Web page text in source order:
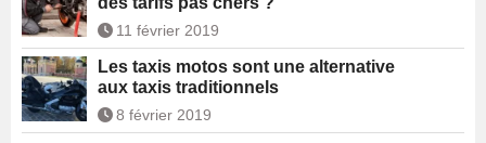
11 février 2019
Les taxis motos sont une alternative
aux taxis traditionnels
8 février 2019